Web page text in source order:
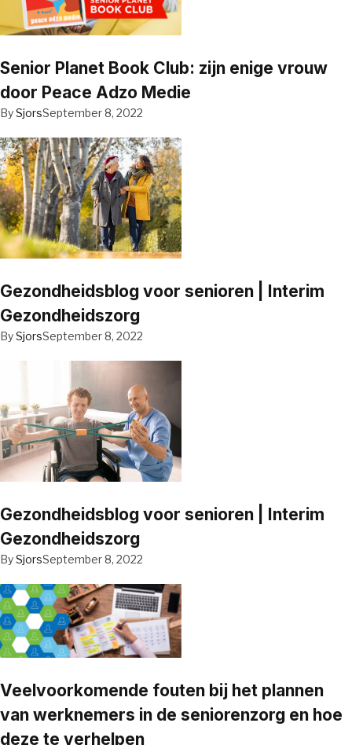
Senior Planet Book Club: zijn enige vrouw
door Peace Adzo Medie
BySjorsSeptember 8, 2022
Gezondheidsblog voor senioren | Interim
Gezondheidszorg
BySjorsSeptember 8, 2022
Gezondheidsblog voor senioren | Interim
Gezondheidszorg
BySjorsSeptember 8, 2022
Veelvoorkomende fouten bij het plannen
van werknemers in de seniorenzorg en hoe
deze te verhelpen